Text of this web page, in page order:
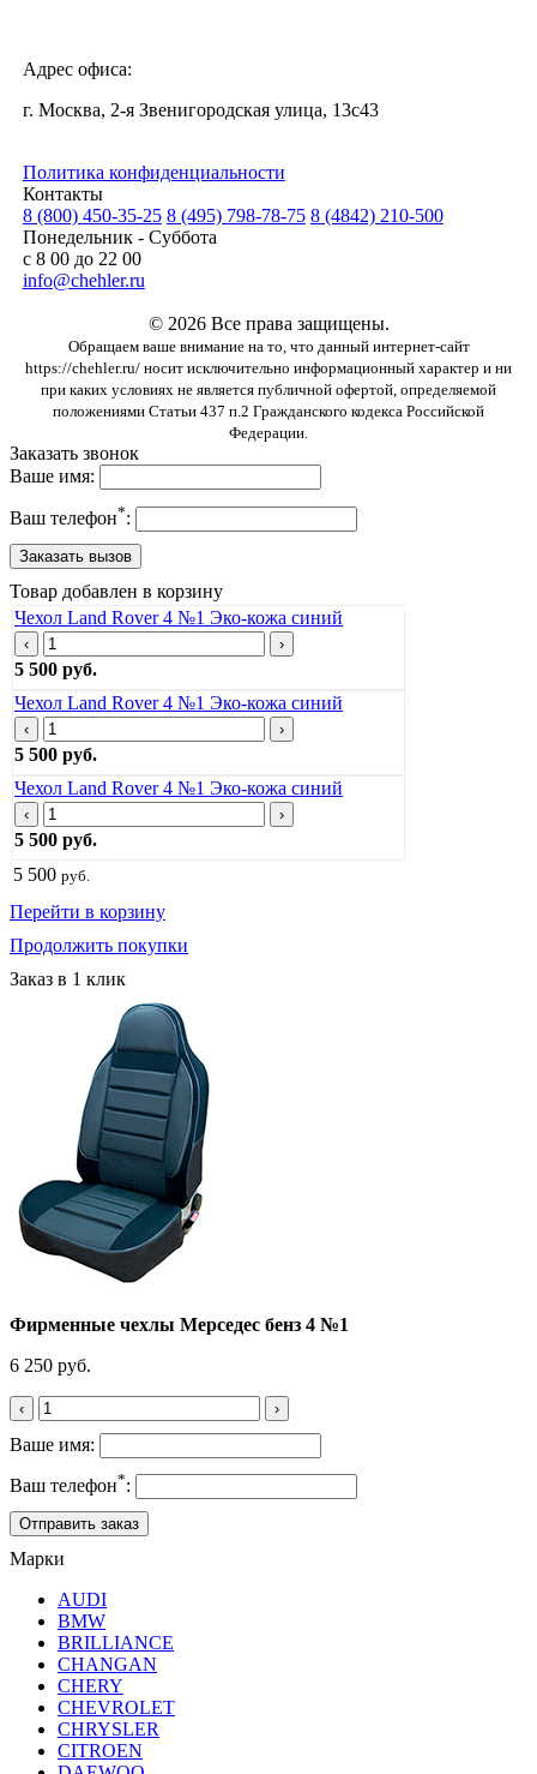
Адрес офиса:
г. Москва, 2-я Звенигородская улица, 13с43
Политика конфиденциальности
Контакты
8 (800) 450-35-25 8 (495) 798-78-75 8 (4842) 210-500
Понедельник - Суббота
с 8 00 до 22 00
info@chehler.ru
© 2026 Все права защищены.
Обращаем ваше внимание на то, что данный интернет-сайт
https://chehler.ru/ носит исключительно информационный характер и ни
при каких условиях не является публичной офертой, определяемой
положениями Статьи 437 п.2 Гражданского кодекса Российской
Федерации.
Заказать звонок
Ваше имя:
Ваш телефон*:
Товар добавлен в корзину
Чехол Land Rover 4 №1 Эко-кожа синий
‹ ›
5 500 руб.
Чехол Land Rover 4 №1 Эко-кожа синий
‹ ›
5 500 руб.
Чехол Land Rover 4 №1 Эко-кожа синий
‹ ›
5 500 руб.
5 500 руб.
Перейти в корзину
Продолжить покупки
Заказ в 1 клик
Фирменные чехлы Мерседес бенз 4 №1
6 250 руб.
‹ ›
Ваше имя:
Ваш телефон*:
Марки
AUDI
BMW
BRILLIANCE
CHANGAN
CHERY
CHEVROLET
CHRYSLER
CITROEN